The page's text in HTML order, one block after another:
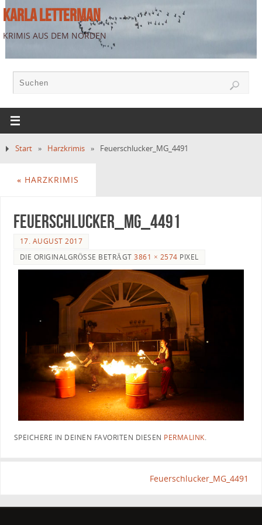
KARLA LETTERMAN
KRIMIS AUS DEM NORDEN
Start » Harzkrimis » Feuerschlucker_MG_4491
« HARZKRIMIS
Feuerschlucker_MG_4491
17. AUGUST 2017
DIE ORIGINALGRÖSSE BETRÄGT 3861 × 2574 PIXEL
SPEICHERE IN DEINEN FAVORITEN DIESEN PERMALINK.
Feuerschlucker_MG_4491